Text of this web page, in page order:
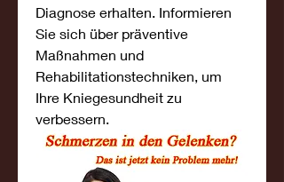
Diagnose erhalten. Informieren
Sie sich über präventive
Maßnahmen und
Rehabilitationstechniken, um
Ihre Kniegesundheit zu
verbessern.